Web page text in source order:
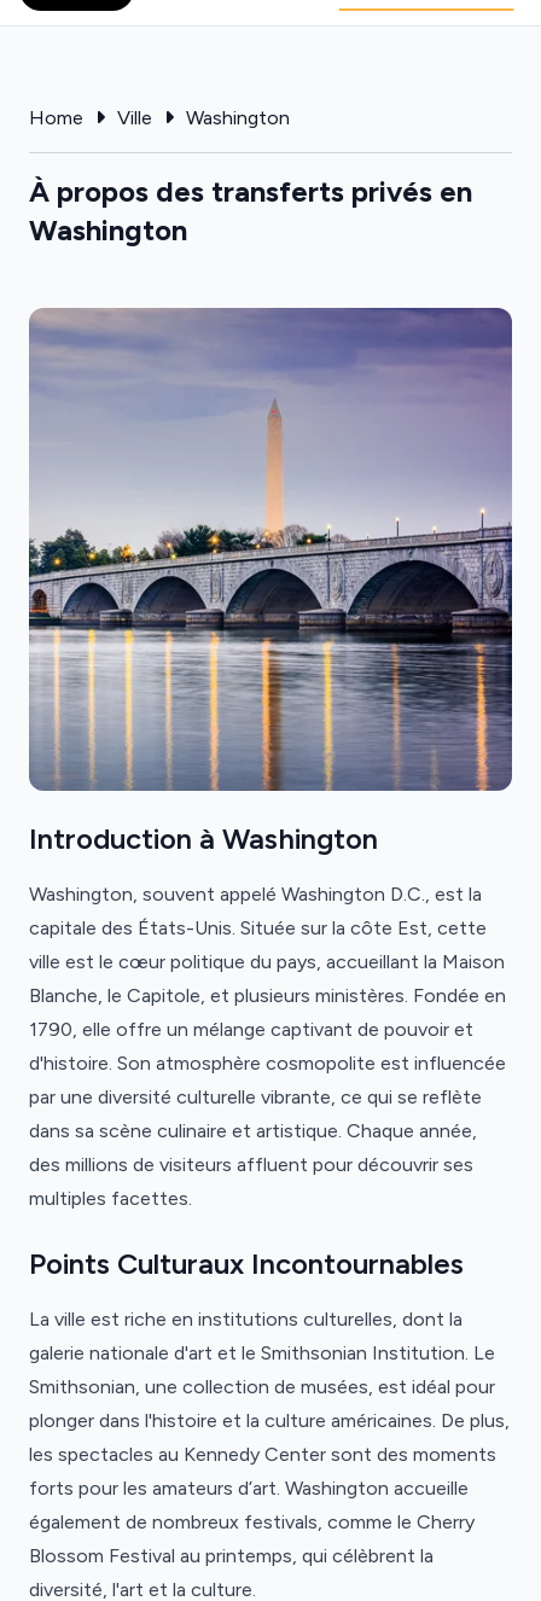
Home Ville Washington
À propos des transferts privés en
Washington
Introduction à Washington
Washington, souvent appelé Washington D.C., est la
capitale des États-Unis. Située sur la côte Est, cette
ville est le cœur politique du pays, accueillant la Maison
Blanche, le Capitole, et plusieurs ministères. Fondée en
1790, elle offre un mélange captivant de pouvoir et
d'histoire. Son atmosphère cosmopolite est influencée
par une diversité culturelle vibrante, ce qui se reflète
dans sa scène culinaire et artistique. Chaque année,
des millions de visiteurs affluent pour découvrir ses
multiples facettes.
Points Culturaux Incontournables
La ville est riche en institutions culturelles, dont la
galerie nationale d'art et le Smithsonian Institution. Le
Smithsonian, une collection de musées, est idéal pour
plonger dans l'histoire et la culture américaines. De plus,
les spectacles au Kennedy Center sont des moments
forts pour les amateurs d’art. Washington accueille
également de nombreux festivals, comme le Cherry
Blossom Festival au printemps, qui célèbrent la
diversité, l'art et la culture.